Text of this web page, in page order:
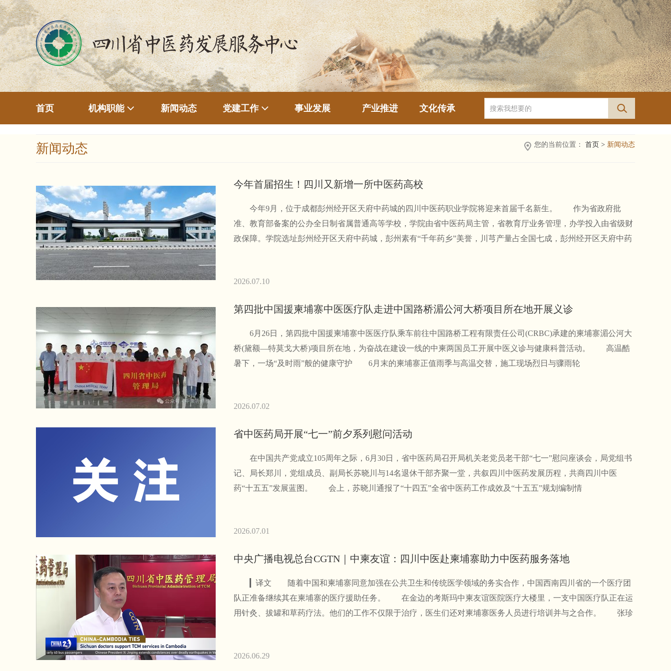
首页 机构职能 新闻动态 党建工作 事业发展 产业推进 文化传承
新闻动态 您的当前位置： 首页 > 新闻动态
今年首届招生！四川又新增一所中医药高校
今年9月，位于成都彭州经开区天府中药城的四川中医药职业学院将迎来首届千名新生。 作为省政府批
准、教育部备案的公办全日制省属普通高等学校，学院由省中医药局主管，省教育厅业务管理，办学投入由省级财
政保障。学院选址彭州经开区天府中药城，彭州素有“千年药乡”美誉，川芎产量占全国七成，彭州经开区天府中药
2026.07.10
第四批中国援柬埔寨中医医疗队走进中国路桥湄公河大桥项目所在地开展义诊
6月26日，第四批中国援柬埔寨中医医疗队乘车前往中国路桥工程有限责任公司(CRBC)承建的柬埔寨湄公河大
桥(黛额—特莫戈大桥)项目所在地，为奋战在建设一线的中柬两国员工开展中医义诊与健康科普活动。 高温酷
暑下，一场“及时雨”般的健康守护 6月末的柬埔寨正值雨季与高温交替，施工现场烈日与骤雨轮
2026.07.02
省中医药局开展“七一”前夕系列慰问活动
在中国共产党成立105周年之际，6月30日，省中医药局召开局机关老党员老干部“七一”慰问座谈会，局党组书
记、局长郑川，党组成员、副局长苏晓川与14名退休干部齐聚一堂，共叙四川中医药发展历程，共商四川中医
药“十五五”发展蓝图。 会上，苏晓川通报了“十四五”全省中医药工作成效及“十五五”规划编制情
2026.07.01
中央广播电视总台CGTN｜中柬友谊：四川中医赴柬埔寨助力中医药服务落地
▎译文 随着中国和柬埔寨同意加强在公共卫生和传统医学领域的务实合作，中国西南四川省的一个医疗团
队正准备继续其在柬埔寨的医疗援助任务。 在金边的考斯玛中柬友谊医院医疗大楼里，一支中国医疗队正在运
用针灸、拔罐和草药疗法。他们的工作不仅限于治疗，医生们还对柬埔寨医务人员进行培训并与之合作。 张珍
2026.06.29